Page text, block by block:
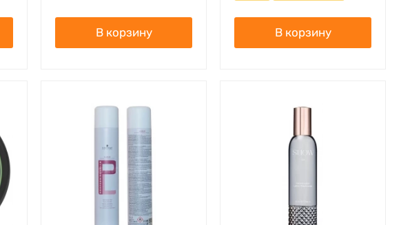
В корзину В корзину